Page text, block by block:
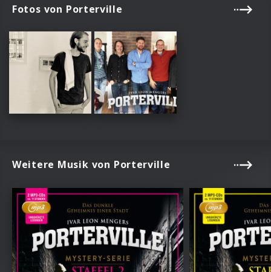
Fotos von Porterville
Weitere Musik von Porterville